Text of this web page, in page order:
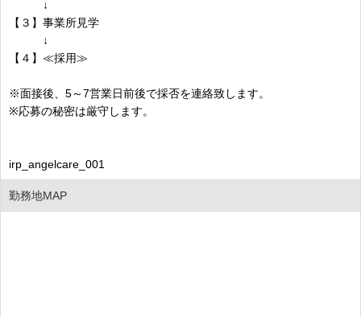
↓
【３】事業所見学
↓
【４】≪採用≫
※面接後、5～7営業日前後で採否を連絡致します。
※応募の秘密は厳守します。
irp_angelcare_001
勤務地MAP